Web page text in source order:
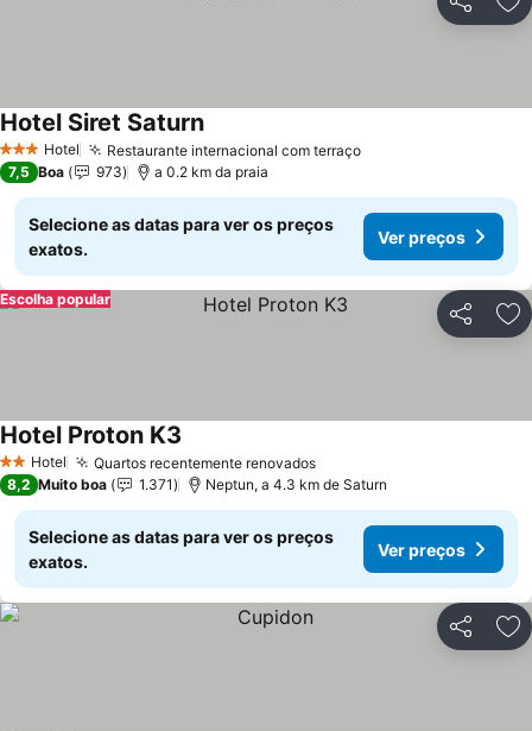
Partilhar
3 EstrelasHotel Restaurante internacional com terraçoVer preços
Hotel Siret SaturnVer preços
7,5 Boa 973 a 0.2 km da praia
Selecione as datas para ver os preços
exatos.
Ver preços
Partilhar
Escolha popular
2 Estrelas
Hotel Quartos recentemente renovadosVer preços
Hotel Proton K3
8,2 Muito boa 1.371 Neptun, a 4.3 km de Saturn
Selecione as datas para ver os preços
exatos.
Ver preços
Partilhar